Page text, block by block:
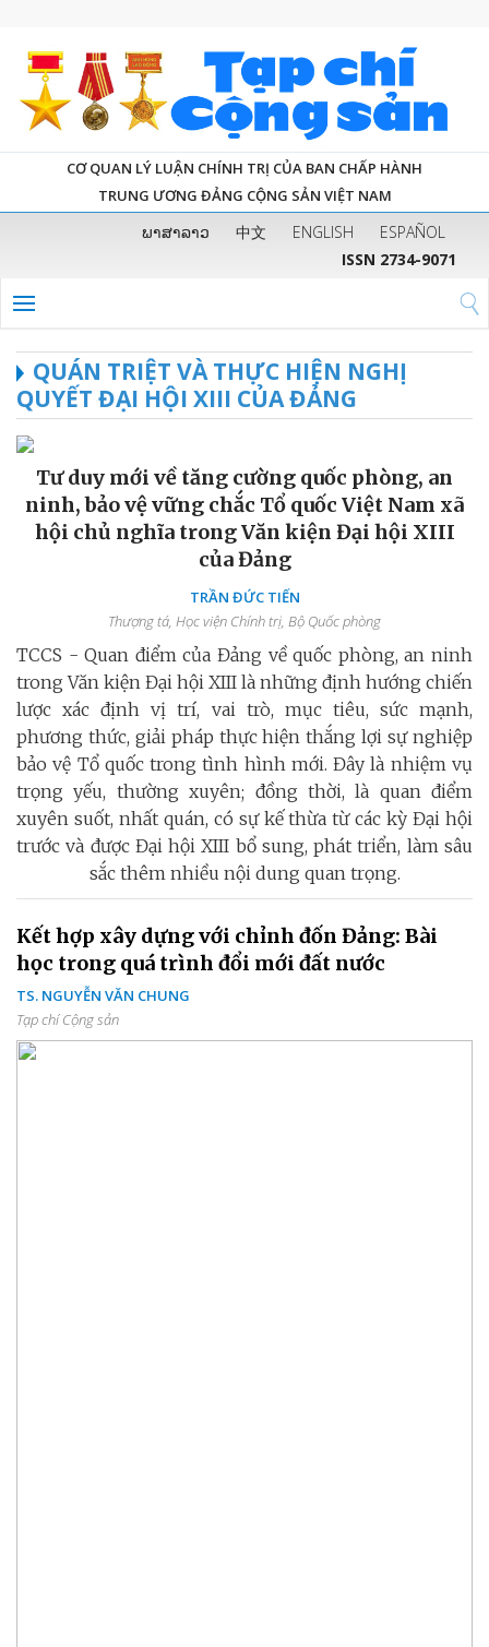
CƠ QUAN LÝ LUẬN CHÍNH TRỊ CỦA BAN CHẤP HÀNH
TRUNG ƯƠNG ĐẢNG CỘNG SẢN VIỆT NAM
ພາສາລາວ 中文 ENGLISH
ESPAÑOL
ISSN 2734-9071
QUÁN TRIỆT VÀ THỰC HIỆN NGHỊ
QUYẾT ĐẠI HỘI XIII CỦA ĐẢNG
Tư duy mới về tăng cường quốc phòng, an
ninh, bảo vệ vững chắc Tổ quốc Việt Nam xã
hội chủ nghĩa trong Văn kiện Đại hội XIII
của Đảng
TRẦN ĐỨC TIẾN
Thượng tá, Học viện Chính trị, Bộ Quốc phòng
TCCS - Quan điểm của Đảng về quốc phòng, an ninh
trong Văn kiện Đại hội XIII là những định hướng chiến
lược xác định vị trí, vai trò, mục tiêu, sức mạnh,
phương thức, giải pháp thực hiện thắng lợi sự nghiệp
bảo vệ Tổ quốc trong tình hình mới. Đây là nhiệm vụ
trọng yếu, thường xuyên; đồng thời, là quan điểm
xuyên suốt, nhất quán, có sự kế thừa từ các kỳ Đại hội
trước và được Đại hội XIII bổ sung, phát triển, làm sâu
sắc thêm nhiều nội dung quan trọng.
Kết hợp xây dựng với chỉnh đốn Đảng: Bài
học trong quá trình đổi mới đất nước
TS. NGUYỄN VĂN CHUNG
Tạp chí Cộng sản